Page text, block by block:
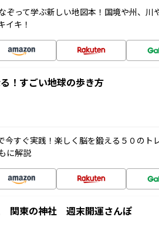
ぞって学ぶ新しい地図本！国境や州、川
イキ！
！すごい地球の歩き方
今すぐ実践！楽しく脳を鍛える５０のト
に解説
関東の神社 週末開運さんぽ